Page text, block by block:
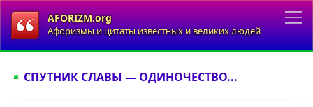
AFORIZM.org
Афоризмы и цитаты известных и великих людей
СПУТНИК СЛАВЫ — ОДИНОЧЕСТВО...